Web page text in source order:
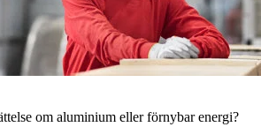
om aluminium eller förnybar energi?